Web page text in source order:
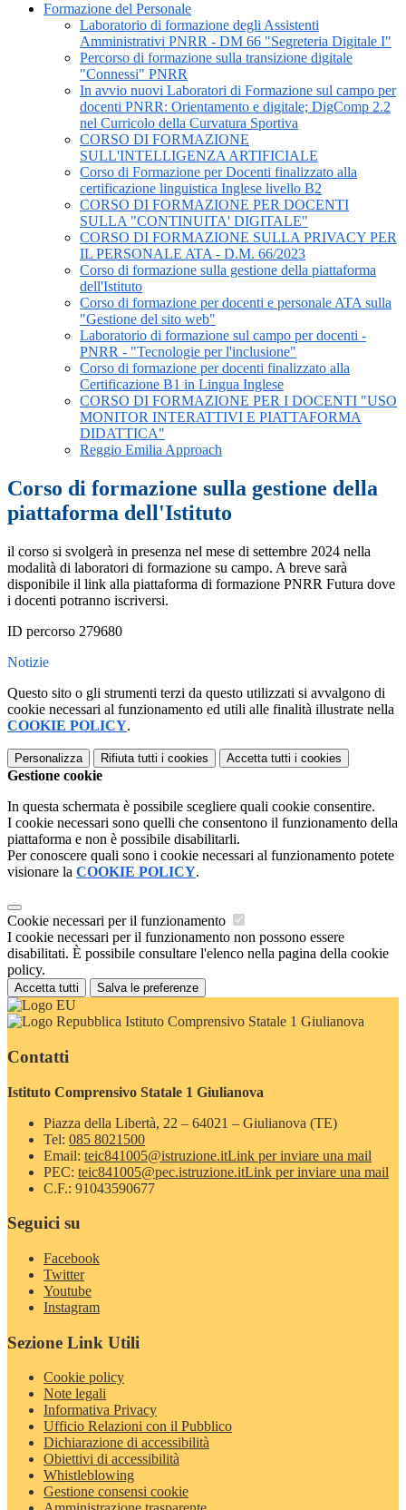
Formazione del Personale
Laboratorio di formazione degli Assistenti
Amministrativi PNRR - DM 66 "Segreteria Digitale I"
Percorso di formazione sulla transizione digitale
"Connessi" PNRR
In avvio nuovi Laboratori di Formazione sul campo per
docenti PNRR: Orientamento e digitale; DigComp 2.2
nel Curricolo della Curvatura Sportiva
CORSO DI FORMAZIONE
SULL'INTELLIGENZA ARTIFICIALE
Corso di Formazione per Docenti finalizzato alla
certificazione linguistica Inglese livello B2
CORSO DI FORMAZIONE PER DOCENTI
SULLA "CONTINUITA' DIGITALE"
CORSO DI FORMAZIONE SULLA PRIVACY PER
IL PERSONALE ATA - D.M. 66/2023
Corso di formazione sulla gestione della piattaforma
dell'Istituto
Corso di formazione per docenti e personale ATA sulla
"Gestione del sito web"
Laboratorio di formazione sul campo per docenti -
PNRR - "Tecnologie per l'inclusione"
Corso di formazione per docenti finalizzato alla
Certificazione B1 in Lingua Inglese
CORSO DI FORMAZIONE PER I DOCENTI "USO
MONITOR INTERATTIVI E PIATTAFORMA
DIDATTICA"
Reggio Emilia Approach
Corso di formazione sulla gestione della
piattaforma dell'Istituto
il corso si svolgerà in presenza nel mese di settembre 2024 nella
modalità di laboratori di formazione su campo. A breve sarà
disponibile il link alla piattaforma di formazione PNRR Futura dove
i docenti potranno iscriversi.
ID percorso 279680
Notizie
Questo sito o gli strumenti terzi da questo utilizzati si avvalgono di
cookie necessari al funzionamento ed utili alle finalità illustrate nella
COOKIE POLICY.
Personalizza Rifiuta tutti i cookies Accetta tutti i cookies
Gestione cookie
In questa schermata è possibile scegliere quali cookie consentire.
I cookie necessari sono quelli che consentono il funzionamento della
piattaforma e non è possibile disabilitarli.
Per conoscere quali sono i cookie necessari al funzionamento potete
visionare la COOKIE POLICY.
Cookie necessari per il funzionamento
I cookie necessari per il funzionamento non possono essere
disabilitati. È possibile consultare l'elenco nella pagina della cookie
policy.
Accetta tutti Salva le preferenze
Istituto Comprensivo Statale 1 Giulianova
Contatti
Istituto Comprensivo Statale 1 Giulianova
Piazza della Libertà, 22 – 64021 – Giulianova (TE)
Tel: 085 8021500
Email: teic841005@istruzione.itLink per inviare una mail
PEC: teic841005@pec.istruzione.itLink per inviare una mail
C.F.: 91043590677
Seguici su
Facebook
Twitter
Youtube
Instagram
Sezione Link Utili
Cookie policy
Note legali
Informativa Privacy
Ufficio Relazioni con il Pubblico
Dichiarazione di accessibilità
Obiettivi di accessibilità
Whistleblowing
Gestione consensi cookie